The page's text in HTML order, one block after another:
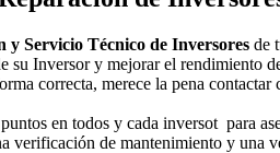
y Servicio Técnico de Inversores de
su Inversor y mejorar el rendimiento
correcta, merece la pena
en todos y cada inversot para
verificación de mantenimiento y una